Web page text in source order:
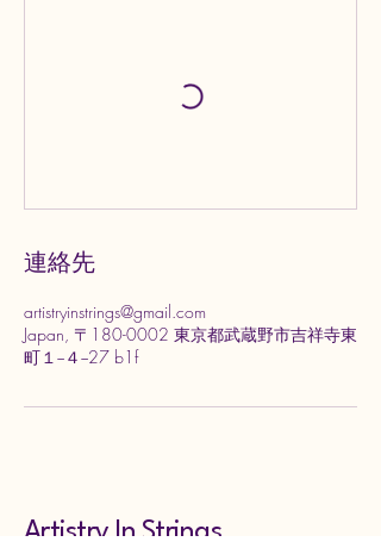
連絡先
artistryinstrings@gmail.com
Japan, 〒180-0002 東京都武蔵野市吉祥寺東
町１−４−27 b1f
Artistry In Strings